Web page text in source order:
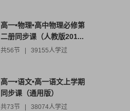
高一•物理•高中物理必修第
二册同步课（人教版201...
共56节 | 39155人学过
高一•语文•高一语文上学期
同步课（通用版）
共73节 | 38074人学过